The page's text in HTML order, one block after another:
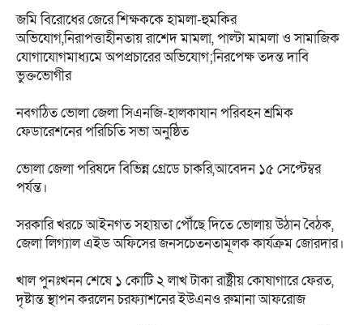
জমি বিরোধের জেরে শিক্ষককে হামলা-হুমকির
অভিযোগ,নিরাপত্তাহীনতায় রাশেদ মামলা, পাল্টা মামলা ও সামাজিক
যোগাযোগমাধ্যমে অপপ্রচারের অভিযোগ;নিরপেক্ষ তদন্ত দাবি
ভুক্তভোগীর
নবগঠিত ভোলা জেলা সিএনজি-হালকাযান পরিবহন শ্রমিক
ফেডারেশনের পরিচিতি সভা অনুষ্ঠিত
ভোলা জেলা পরিষদে বিভিন্ন গ্রেডে চাকরি,আবেদন ১৫ সেপ্টেম্বর
পর্যন্ত।
সরকারি খরচে আইনগত সহায়তা পৌঁছে দিতে ভোলায় উঠান বৈঠক,
জেলা লিগ্যাল এইড অফিসের জনসচেতনতামূলক কার্যক্রম জোরদার।
খাল পুনঃখনন শেষে ১ কোটি ২ লাখ টাকা রাষ্ট্রীয় কোষাগারে ফেরত,
দৃষ্টান্ত স্থাপন করলেন চরফ্যাশনের ইউএনও রুমানা আফরোজ